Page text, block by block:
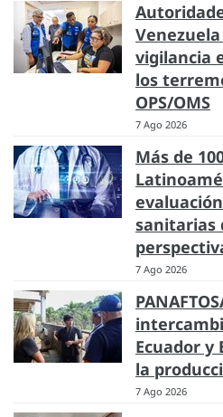
vigilancia
los
OPS/OMS
7 Ago 2026
Más de
sanitarias
7 Ago 2026
Ecuador
la
7 Ago 2026